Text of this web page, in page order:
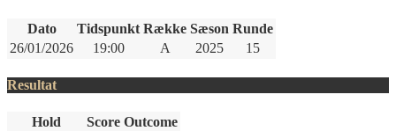
Dato Tidspunkt Række Sæson Runde
26/01/2026
19:00 A 2025 15
Resultat
Hold Score Outcome